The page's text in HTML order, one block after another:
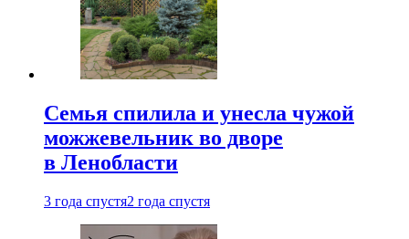
Семья спилила и унесла чужой
можжевельник во дворе
в Ленобласти
3 года спустя2 года спустя